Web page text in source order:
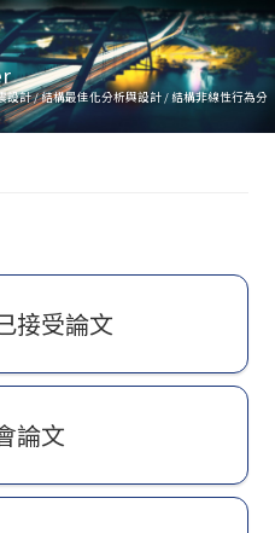
計 / 結構最佳化分析與設計 / 結構非線性行為分
接受論文
論文